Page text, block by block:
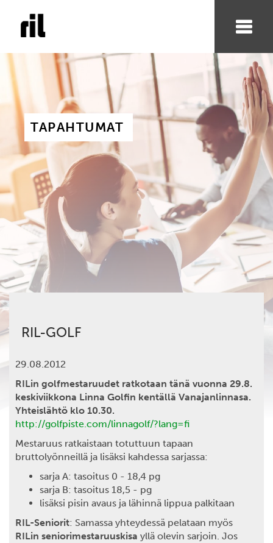
TAPAHTUMAT
RIL-GOLF
29.08.2012
RILin golfmestaruudet ratkotaan tänä vuonna 29.8.
keskiviikkona Linna Golfin kentällä Vanajanlinnasa.
Yhteislähtö klo 10.30.
http://golfpiste.com/linnagolf/?lang=fi
Mestaruus ratkaistaan totuttuun tapaan
bruttolyönneillä ja lisäksi kahdessa sarjassa:
sarja A: tasoitus 0 - 18,4 pg
sarja B: tasoitus 18,5 - pg
lisäksi pisin avaus ja lähinnä lippua palkitaan
RIL-Seniorit: Samassa yhteydessä pelataan myös
RILin seniorimestaruuskisa yllä olevin sarjoin. Jos